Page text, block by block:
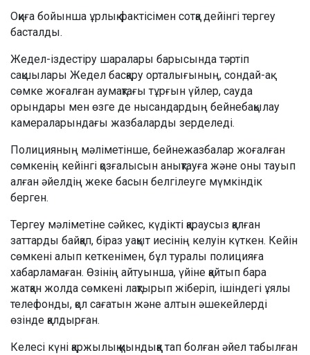
Оқиға бойынша ұрлық фактісімен сотқа дейінгі тергеу
басталды.
Жедел-іздестіру шаралары барысында тәртіп
сақшылары Жедел басқару орталығының, сондай-ақ
сөмке жоғалған аумақтағы тұрғын үйлер, сауда
орындары мен өзге де нысандардың бейнебақылау
камераларындағы жазбаларды зерделеді.
Полицияның мәліметінше, бейнежазбалар жоғалған
сөмкенің кейінгі қозғалысын анықтауға және оны тауып
алған әйелдің жеке басын белгілеуге мүмкіндік
берген.
Тергеу мәліметіне сәйкес, күдікті қараусыз қалған
заттарды байқап, біраз уақыт иесінің келуін күткен. Кейін
сөмкені алып кеткенімен, бұл туралы полицияға
хабарламаған. Өзінің айтуынша, үйіне қайтып бара
жатқан жолда сөмкені лақтырып жіберіп, ішіндегі ұялы
телефонды, қол сағатын және алтын әшекейлерді
өзінде қалдырған.
Келесі күні қаржылық қиындыққа тап болған әйел табылған